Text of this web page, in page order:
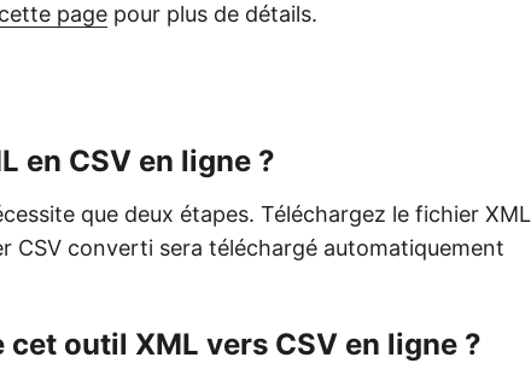
cette page pour plus de détails.
en CSV en ligne ?
que deux étapes. Téléchargez le fichier XML
CSV converti sera téléchargé automatiquement
outil XML vers CSV en ligne ?